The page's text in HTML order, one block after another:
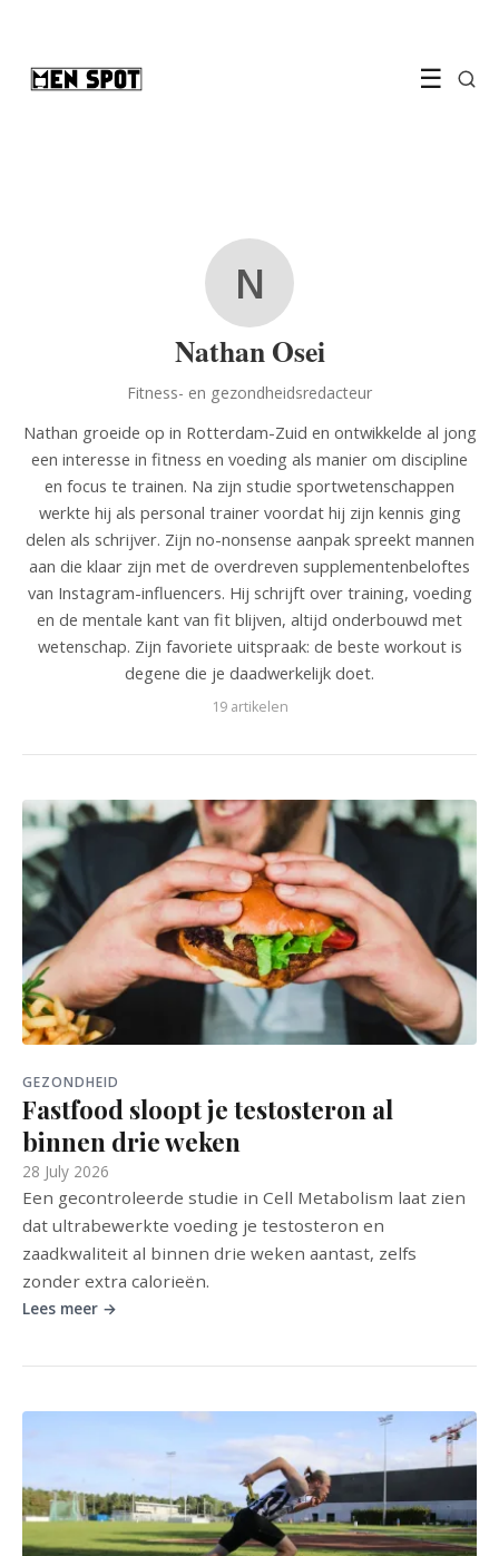
☰
N
Nathan Osei
Fitness- en gezondheidsredacteur
Nathan groeide op in Rotterdam-Zuid en ontwikkelde al jong
een interesse in fitness en voeding als manier om discipline
en focus te trainen. Na zijn studie sportwetenschappen
werkte hij als personal trainer voordat hij zijn kennis ging
delen als schrijver. Zijn no-nonsense aanpak spreekt mannen
aan die klaar zijn met de overdreven supplementenbeloftes
van Instagram-influencers. Hij schrijft over training, voeding
en de mentale kant van fit blijven, altijd onderbouwd met
wetenschap. Zijn favoriete uitspraak: de beste workout is
degene die je daadwerkelijk doet.
19 artikelen
GEZONDHEID
Fastfood sloopt je testosteron al
binnen drie weken
28 July 2026
Een gecontroleerde studie in Cell Metabolism laat zien
dat ultrabewerkte voeding je testosteron en
zaadkwaliteit al binnen drie weken aantast, zelfs
zonder extra calorieën.
Lees meer →